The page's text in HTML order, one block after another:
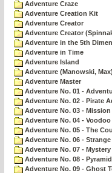
Adventure Craze
Adventure Creation Kit
Adventure Creator
Adventure Creator
Adventure in the 5th
Adventure in Time
Adventure Island
Adventure (Manowski,
Adventure Master
Adventure No. 01 -
Adventure No. 02 - Pirate
Adventure No. 03 -
Adventure No. 04 - Voodoo
Adventure No. 05 - The
Adventure No. 06 -
Adventure No. 07 -
Adventure No. 08 -
Adventure No. 09 - Ghost